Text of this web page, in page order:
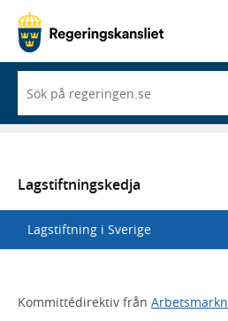
du
börjar
skriva
en
lista
med
sökförslag
Lagstiftningskedja
Lagstiftning i Sverige
Kommittédirektiv från